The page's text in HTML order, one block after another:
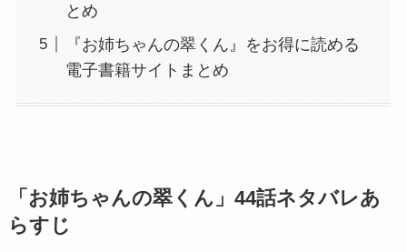
とめ
『お姉ちゃんの翠くん』をお得に読める
電子書籍サイトまとめ
「お姉ちゃんの翠くん」44話ネタバレあ
らすじ